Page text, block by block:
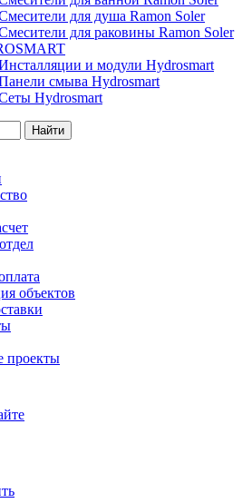
для душа Ramon Soler
для раковины Ramon Soler
и модули Hydrosmart
смыва Hydrosmart
Hydrosmart
Найти
объектов
проекты